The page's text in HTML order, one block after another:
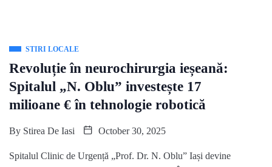
STIRI LOCALE
Revoluție în neurochirurgia ieșeană:
Spitalul „N. Oblu” investește 17
milioane € în tehnologie robotică
By Stirea De Iasi October 30, 2025
Spitalul Clinic de Urgență „Prof. Dr. N. Oblu” Iași devine